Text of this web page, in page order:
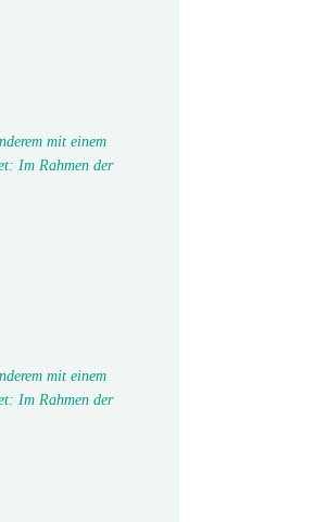
mit einem
Im Rahmen der
mit einem
Im Rahmen der